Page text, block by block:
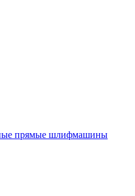
прямые шлифмашины